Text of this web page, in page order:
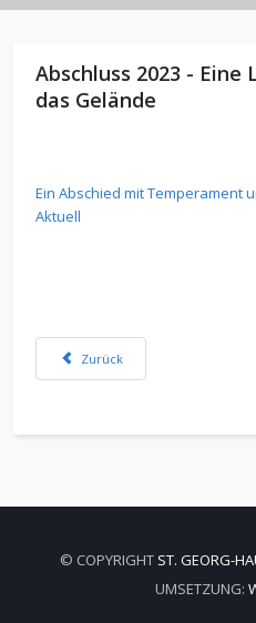
Abschluss 2023 - Eine
das Gelände
Ein Abschied mit Temperament
Aktuell
Vorheriger Beitrag: Den
Zurück
© COPYRIGHT ST. GEORG-
UMSETZUNG: